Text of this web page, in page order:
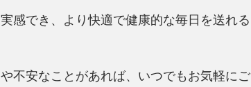
感でき、より快適で健康的な毎日を送れる
不安なことがあれば、いつでもお気軽にご